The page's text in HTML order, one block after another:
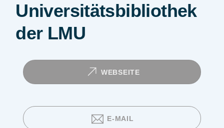
Universitäts­bibliothek
der LMU
WEBSEITE
E-MAIL